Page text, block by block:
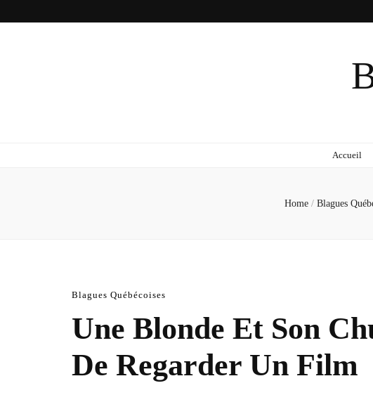
Accueil
Home / Blagues
Blagues Québécoises
Une Blonde Et Son
De Regarder Un Film